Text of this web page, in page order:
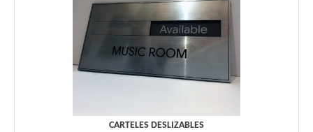
CARTELES DESLIZABLES